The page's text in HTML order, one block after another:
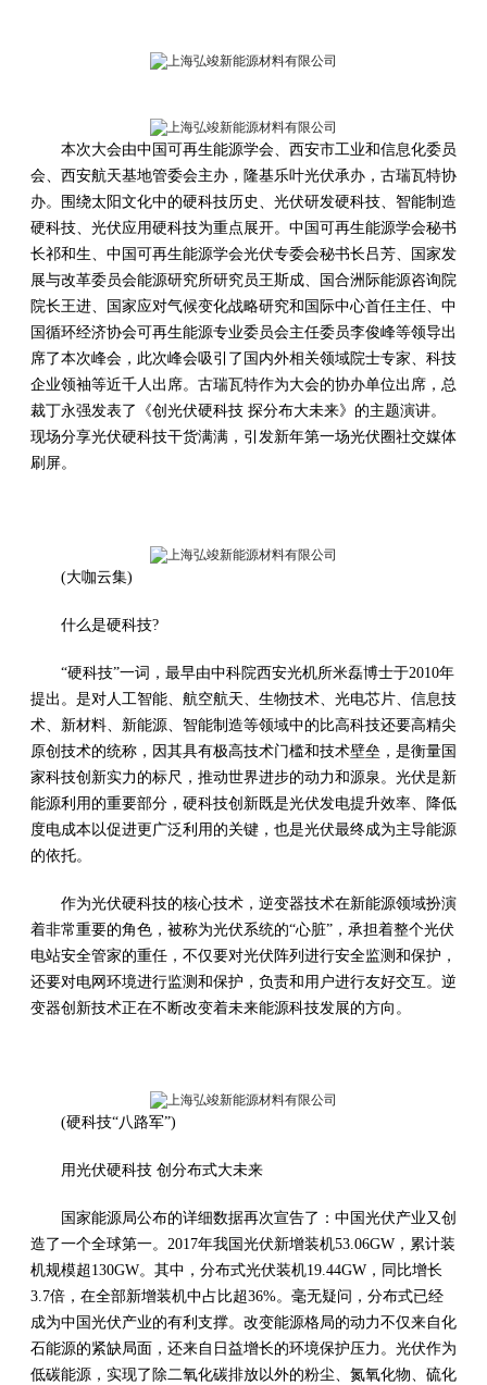
本次大会由中国可再生能源学会、西安市工业和信息化委员
会、西安航天基地管委会主办，隆基乐叶光伏承办，古瑞瓦特协
办。围绕太阳文化中的硬科技历史、光伏研发硬科技、智能制造
硬科技、光伏应用硬科技为重点展开。中国可再生能源学会秘书
长祁和生、中国可再生能源学会光伏专委会秘书长吕芳、国家发
展与改革委员会能源研究所研究员王斯成、国合洲际能源咨询院
院长王进、国家应对气候变化战略研究和国际中心首任主任、中
国循环经济协会可再生能源专业委员会主任委员李俊峰等领导出
席了本次峰会，此次峰会吸引了国内外相关领域院士专家、科技
企业领袖等近千人出席。古瑞瓦特作为大会的协办单位出席，总
裁丁永强发表了《创光伏硬科技 探分布大未来》的主题演讲。
现场分享光伏硬科技干货满满，引发新年第一场光伏圈社交媒体
刷屏。
(大咖云集)
什么是硬科技?
“硬科技”一词，最早由中科院西安光机所米磊博士于2010年
提出。是对人工智能、航空航天、生物技术、光电芯片、信息技
术、新材料、新能源、智能制造等领域中的比高科技还要高精尖
原创技术的统称，因其具有极高技术门槛和技术壁垒，是衡量国
家科技创新实力的标尺，推动世界进步的动力和源泉。光伏是新
能源利用的重要部分，硬科技创新既是光伏发电提升效率、降低
度电成本以促进更广泛利用的关键，也是光伏最终成为主导能源
的依托。
作为光伏硬科技的核心技术，逆变器技术在新能源领域扮演
着非常重要的角色，被称为光伏系统的“心脏”，承担着整个光伏
电站安全管家的重任，不仅要对光伏阵列进行安全监测和保护，
还要对电网环境进行监测和保护，负责和用户进行友好交互。逆
变器创新技术正在不断改变着未来能源科技发展的方向。
(硬科技“八路军”)
用光伏硬科技 创分布式大未来
国家能源局公布的详细数据再次宣告了：中国光伏产业又创
造了一个全球第一。2017年我国光伏新增装机53.06GW，累计装
机规模超130GW。其中，分布式光伏装机19.44GW，同比增长
3.7倍，在全部新增装机中占比超36%。毫无疑问，分布式已经
成为中国光伏产业的有利支撑。改变能源格局的动力不仅来自化
石能源的紧缺局面，还来自日益增长的环境保护压力。光伏作为
低碳能源，实现了除二氧化碳排放以外的粉尘、氮氧化物、硫化